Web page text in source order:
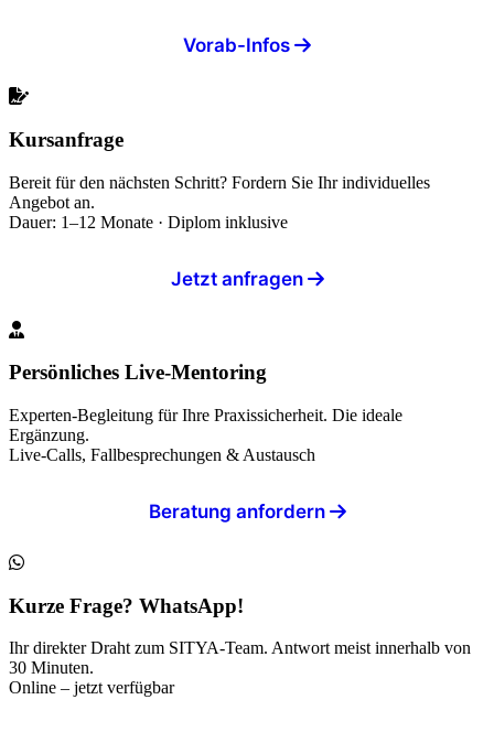
Vorab-Infos
Kursanfrage
Bereit für den nächsten Schritt? Fordern Sie Ihr individuelles
Angebot an.
Dauer: 1–12 Monate · Diplom inklusive
Jetzt anfragen
Persönliches Live-Mentoring
Experten-Begleitung für Ihre Praxissicherheit. Die ideale
Ergänzung.
Live-Calls, Fallbesprechungen & Austausch
Beratung anfordern
Kurze Frage? WhatsApp!
Ihr direkter Draht zum SITYA-Team. Antwort meist innerhalb von
30 Minuten.
Online – jetzt verfügbar